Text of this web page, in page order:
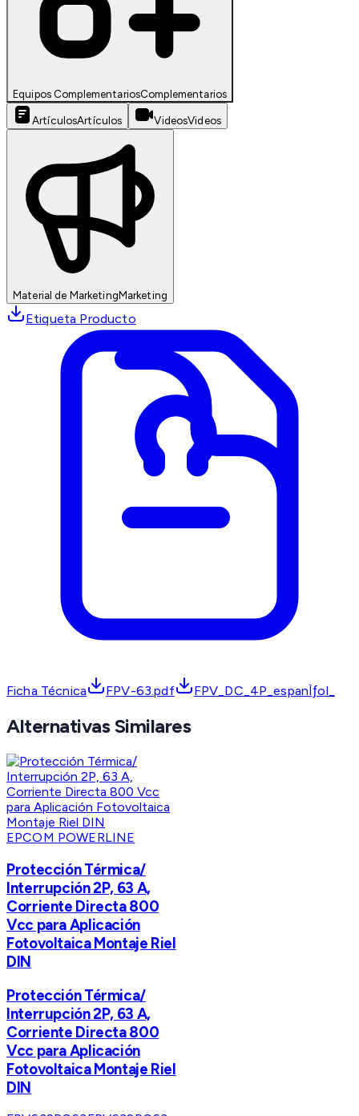
Equipos ComplementariosComplementarios
ArtículosArtículos VideosVideos
Material de MarketingMarketing
Etiqueta Producto
Ficha Técnica FPV-63.pdf FPV_DC_4P_espanÌƒol_
Alternativas Similares
EPCOM POWERLINE
Protección Térmica/
Interrupción 2P, 63 A,
Corriente Directa 800
Vcc para Aplicación
Fotovoltaica Montaje Riel
DIN
Protección Térmica/
Interrupción 2P, 63 A,
Corriente Directa 800
Vcc para Aplicación
Fotovoltaica Montaje Riel
DIN